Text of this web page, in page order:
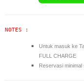
NOTES :
Untuk masuk ke
FULL CHARGE
Reservasi